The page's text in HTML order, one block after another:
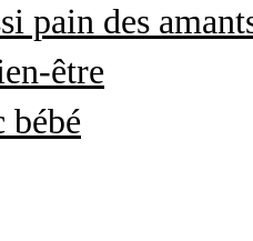
pain des
être
bébé